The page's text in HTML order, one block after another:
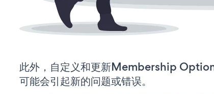
此外，自定义和更新Membership
可能会引起新的问题或错误。